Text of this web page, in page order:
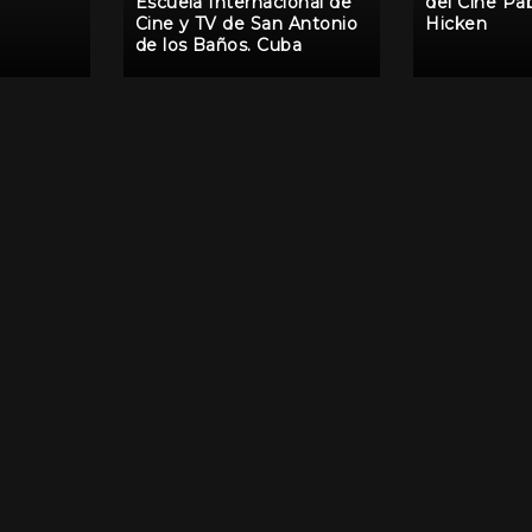
Cine y TV de San Antonio
de los Baños. Cuba
Hicken